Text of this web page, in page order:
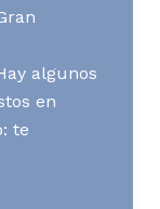
algunos
en
te